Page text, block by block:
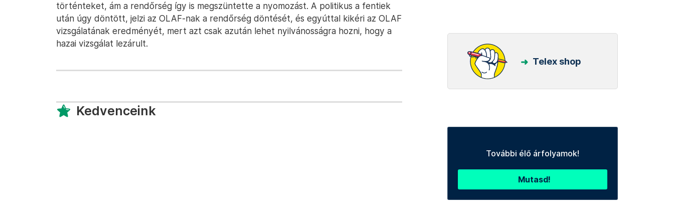
történteket, ám a rendőrség így is megszüntette a nyomozást. A politikus a fentiek
után úgy döntött, jelzi az OLAF-nak a rendőrség döntését, és egyúttal kikéri az OLAF
vizsgálatának eredményét, mert azt csak azután lehet nyilvánosságra hozni, hogy a
hazai vizsgálat lezárult.
Kedvenceink
Telex shop
További élő árfolyamok!
Mutasd!